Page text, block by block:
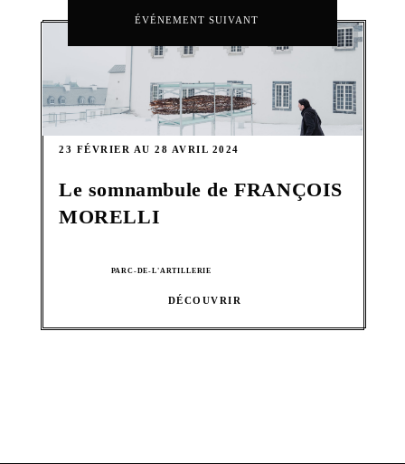
ÉVÉNEMENT SUIVANT
23 FÉVRIER AU 28 AVRIL 2024
Le somnambule de FRANÇOIS
MORELLI
PARC-DE-L'ARTILLERIE
DÉCOUVRIR